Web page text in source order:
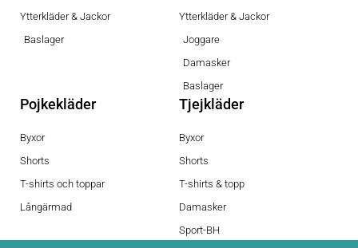
Ytterkläder & Jackor
Baslager
Ytterkläder & Jackor
Joggare
Damasker
Baslager
Pojkekläder
Byxor
Shorts
T-shirts och toppar
Långärmad
Tjejkläder
Byxor
Shorts
T-shirts & topp
Damasker
Sport-BH